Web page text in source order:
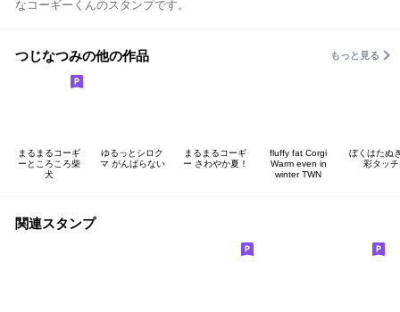
なコーギーくんのスタンプです。
つじなつみの他の作品 もっと見る
まるまるコーギ
ーところころ柴
犬
ゆるっとシロク
マ がんばらない
まるまるコーギ
ー さわやか夏！
fluffy fat Corgi
Warm even in
winter TWN
ぼくはたぬ
彩タッチ
関連スタンプ